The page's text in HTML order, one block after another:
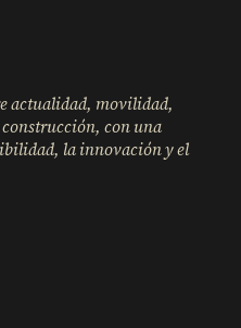
actualidad, movilidad,
con una
la innovación y el